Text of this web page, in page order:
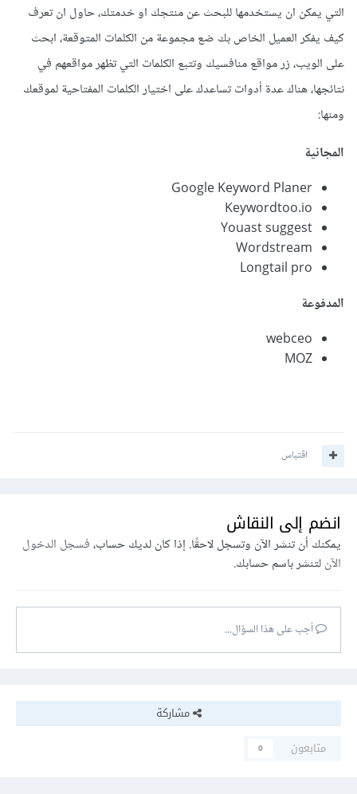
التي يمكن ان يستخدمها للبحث عن منتجك او خدمتك، حاول ان تعرف
كيف يفكر العميل الخاص بك ضع مجموعة من الكلمات المتوقعة، ابحث
على الويب، زر مواقع منافسيك وتتبع الكلمات التي تظهر مواقعهم في
نتائجها، هناك عدة أدوات تساعدك على اختيار الكلمات المفتاحية لموقعك
ومنها:
المجانية
Google Keyword Planer
Keywordtoo.io
Youast suggest
Wordstream
Longtail pro
المدفوعة
webceo
MOZ
اقتباس
انضم إلى النقاش
يمكنك أن تنشر الآن وتسجل لاحقًا. إذا كان لديك حساب،فسجل الدخول
الآنلتنشر باسم حسابك.
أجب على هذا السؤال...
مشاركة
متابعون
0